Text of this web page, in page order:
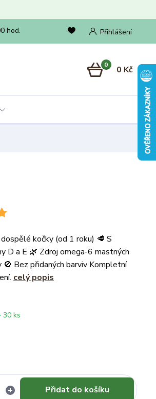
Přihlášení
hod.
0 0 Kč
kočky (od 1 roku) 🥩 S
D a E 🌿 Zdroj omega-6 mastných
Bez přidaných barviv Kompletní
celý popis
30 ks
Přidat do košíku